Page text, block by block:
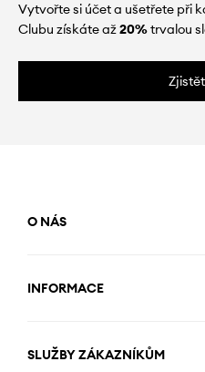
Vytvořte si účet a ušetřete při
Clubu získáte až20%trvalou
O NÁS
INFORMACE
SLUŽBY ZÁKAZNÍKŮM